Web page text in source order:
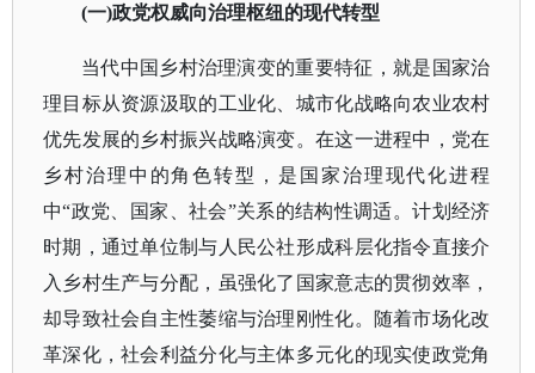
(一)政党权威向治理枢纽的现代转型
当代中国乡村治理演变的重要特征，就是国家治
理目标从资源汲取的工业化、城市化战略向农业农村
优先发展的乡村振兴战略演变。在这一进程中，党在
乡村治理中的角色转型，是国家治理现代化进程
中“政党、国家、社会”关系的结构性调适。计划经济
时期，通过单位制与人民公社形成科层化指令直接介
入乡村生产与分配，虽强化了国家意志的贯彻效率，
却导致社会自主性萎缩与治理刚性化。随着市场化改
革深化，社会利益分化与主体多元化的现实使政党角